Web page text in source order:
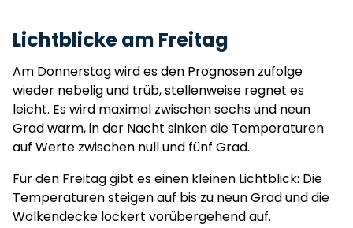
Lichtblicke am Freitag
Am Donnerstag wird es den Prognosen zufolge
wieder nebelig und trüb, stellenweise regnet es
leicht. Es wird maximal zwischen sechs und neun
Grad warm, in der Nacht sinken die Temperaturen
auf Werte zwischen null und fünf Grad.
Für den Freitag gibt es einen kleinen Lichtblick: Die
Temperaturen steigen auf bis zu neun Grad und die
Wolkendecke lockert vorübergehend auf.